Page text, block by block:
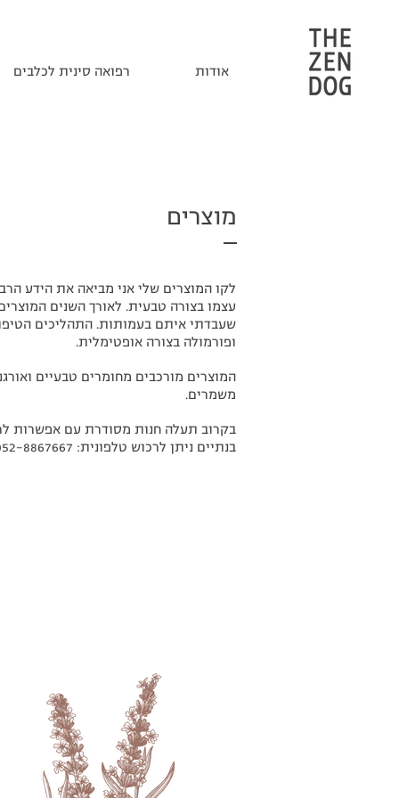
אודות רפואה סינית לכלבים
מוצרים
לקו המוצרים שלי אני מביאה את הידע
עצמו בצורה טבעית. לאורך השנים
שעבדתי איתם בעמותות. התהליכים
ופורמולה בצורה אופטימלית.
המוצרים מורכבים מחומרים טבעיים
משמרים.
בקרוב תעלה חנות מסודרת עם אפשרות
בנתיים ניתן לרכוש טלפונית: 052-8867667